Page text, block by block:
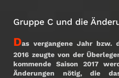
Gruppe C und die
Das vergangene Jahr bzw.
2016 zeugte von der
kommende Saison 2017
Änderungen nötig, die